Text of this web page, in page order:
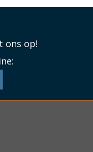
ons op!